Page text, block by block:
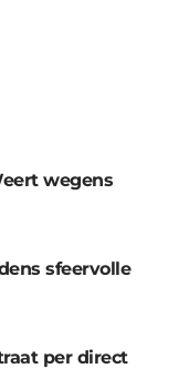
wegens
sfeervolle
per direct